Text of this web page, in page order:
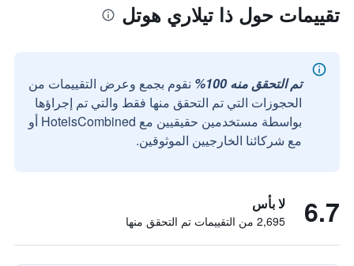
تقييمات حول ذا تيلاري هوتل
تم التحقق منه 100%
نقوم بجمع وعرض التقييمات من
الحجوزات التي تم التحقق منها فقط والتي تم إجراؤها
بواسطة مستخدمين حقيقيين مع HotelsCombined أو
مع شركائنا الخارجيين الموثوقين.
6.7 لا بأس
2,695 من التقييمات تم التحقق منها